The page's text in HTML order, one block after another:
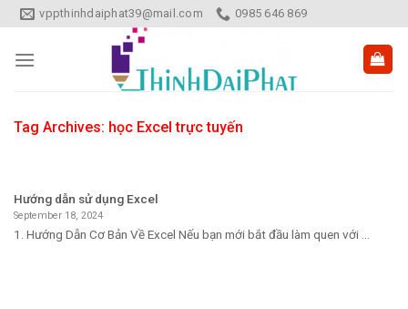
Skip
to
content
vppthinhdaiphat39@mail.com 0985 646 869
Tag Archives: học Excel trực tuyến
Hướng dẫn sử dụng Excel
September 18, 2024
1. Hướng Dẫn Cơ Bản Về Excel Nếu bạn mới bắt đầu làm quen với ...